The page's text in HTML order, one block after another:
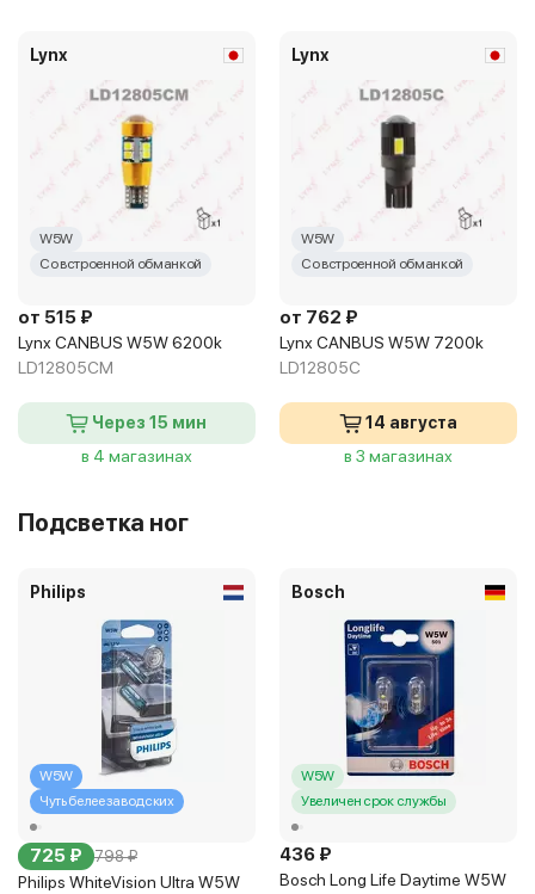
Lynx
W5W
Со встроенной обманкой
от 515 ₽
Lynx CANBUS W5W 6200k
LD12805CM
Через 15 мин
в 4 магазинах
Lynx
W5W
Со встроенной обманкой
от 762 ₽
Lynx CANBUS W5W 7200k
LD12805C
14 августа
в 3 магазинах
Подсветка ног
Philips
W5W
Чуть белее заводских
725 ₽ 798 ₽
Philips WhiteVision Ultra W5W
Bosch
W5W
Увеличен срок службы
436 ₽
Bosch Long Life Daytime W5W